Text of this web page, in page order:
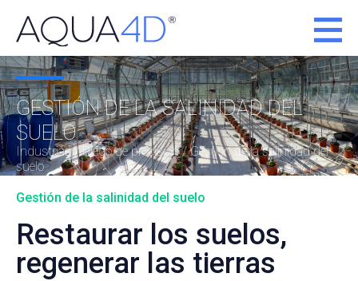
GESTIÓN DE LA SALINIDAD DEL
SUELO
Industrias /Riego de precisión/ Gestión de la salinidad del
suelo
Gestión de la salinidad del suelo
Restaurar los suelos,
regenerar las tierras